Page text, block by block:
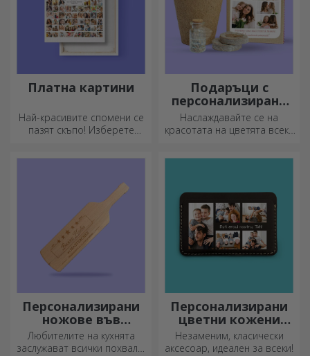
Платна картини
Най-красивите спомени се
пазят скъпо! Изберете
Подаръци с
персонализирани
комплекти за
засаждане
Наслаждавайте се на
красотата на цветята всеки
Персонализирани
ножове във
формата на
бутилка
Любителите на кухнята
заслужават всички похвали.
Персонализирани
цветни кожени
портфейли
Незаменим, класически
аксесоар, идеален за всеки!